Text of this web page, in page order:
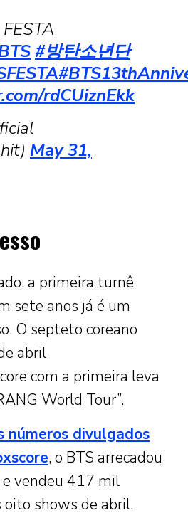
#방탄소년단
rdCUiznEkk
May 31,
a primeira turnê
sete anos já é um
O septeto coreano
abril
com a primeira leva
World Tour”.
números divulgados
, o BTS arrecadou
vendeu 417 mil
oito shows de abril.